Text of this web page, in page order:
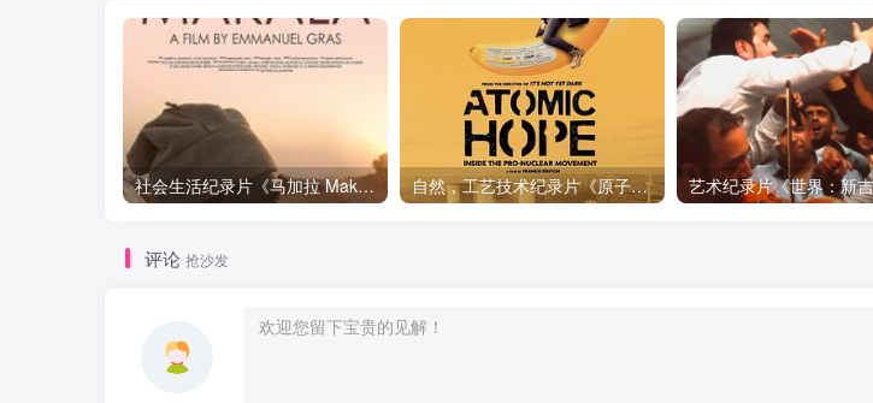
社会生活纪录片《马加拉 Makala》下载 自然，工艺技术纪录片《原子能的希望 Atomic Hope – Inside the Pro-Nuclear Movement》下载
评论 抢沙发